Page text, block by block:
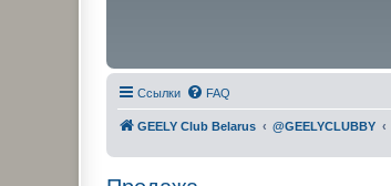
Ссылки FAQ
GEELY Club Belarus @GEELYCLUBBY